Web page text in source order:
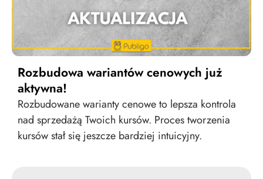
Rozbudowa wariantów cenowych już
aktywna!
Rozbudowane warianty cenowe to lepsza kontrola
nad sprzedażą Twoich kursów. Proces tworzenia
kursów stał się jeszcze bardziej intuicyjny.